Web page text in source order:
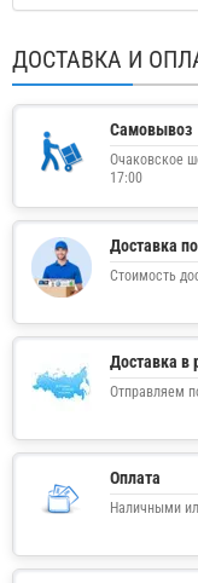
ДОСТАВКА И
Самовывоз
Очаковское
17:00
Доставка
Стоимость
Доставка в
Отправляем
Оплата
Наличными